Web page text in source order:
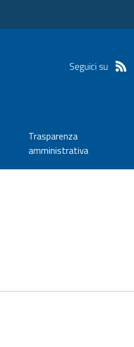
Seguici su
Trasparenza
amministrativa